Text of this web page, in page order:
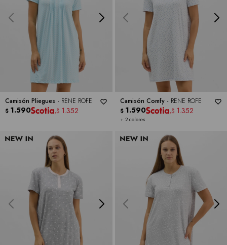
Camisón Pliegues - RENE ROFE
$ 1.590 $ 1.352
Camisón Comfy - RENE ROFE
+ 2 colores
$ 1.590 $ 1.352